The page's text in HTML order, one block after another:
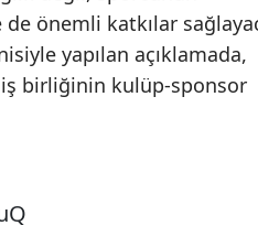
önemli katkılar
yapılan açıklamada,
iş birliğinin kulüp-sponsor